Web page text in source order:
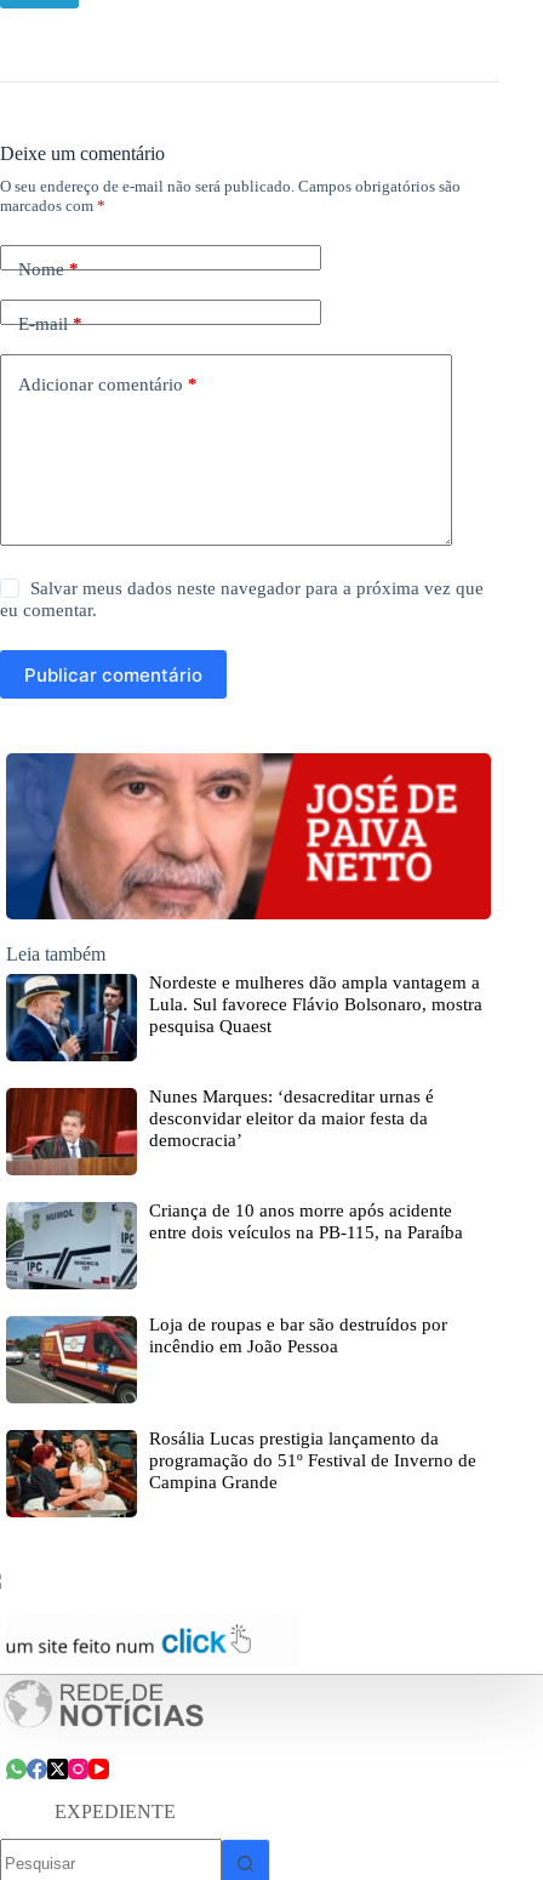
Deixe um comentário
O seu endereço de e-mail não será publicado. Campos obrigatórios são
marcados com *
Nome*
E-mail*
Adicionar comentário *
Salvar meus dados neste navegador para a próxima vez que
eu comentar.
Publicar comentário
Leia também
Nordeste e mulheres dão ampla vantagem a
Lula. Sul favorece Flávio Bolsonaro, mostra
pesquisa Quaest
Nunes Marques: ‘desacreditar urnas é
desconvidar eleitor da maior festa da
democracia’
Criança de 10 anos morre após acidente
entre dois veículos na PB-115, na Paraíba
Loja de roupas e bar são destruídos por
incêndio em João Pessoa
Rosália Lucas prestigia lançamento da
programação do 51º Festival de Inverno de
Campina Grande
EXPEDIENTE
resultados